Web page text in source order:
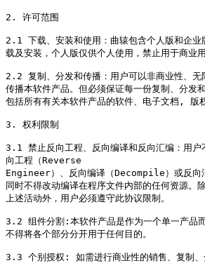
2. 许可范围
2.1 下载、安装和使用：曲辕包含个人版和企业
载及安装，个人版仅供个人使用，禁止用于商业用
2.2 复制、分发和传播：用户可以非商业性、无
传播本软件产品。但必须保证每一份复制、分发
包括所有有关本软件产品的软件、电子文档, 版
3. 权利限制
3.1 禁止反向工程、反向编译和反向汇编：用户
向工程（Reverse
Engineer）、反向编译（Decompile）或反向
同时不得改动编译在程序文件内部的任何资源。
上述活动外，用户必须遵守此协议限制。
3.2 组件分割:本软件产品是作为一个单一产品
不得将各个部分分开用于任何目的。
3.3 个别授权: 如需进行商业性的销售、复制、